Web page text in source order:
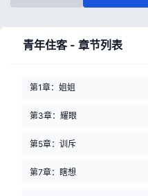
青年住客 - 章节列表
第1章：姐姐
第3章：耀眼
第5章：训斥
第7章：瞎想